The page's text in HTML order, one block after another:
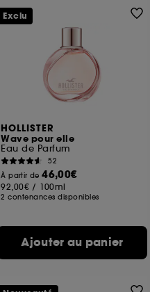
HOLLISTER
Wave pour elle
Eau de Parfum
52
À partir de46,00€
92,00€ / 100ml
2 contenances disponibles
Ajouter au panier
Exclu